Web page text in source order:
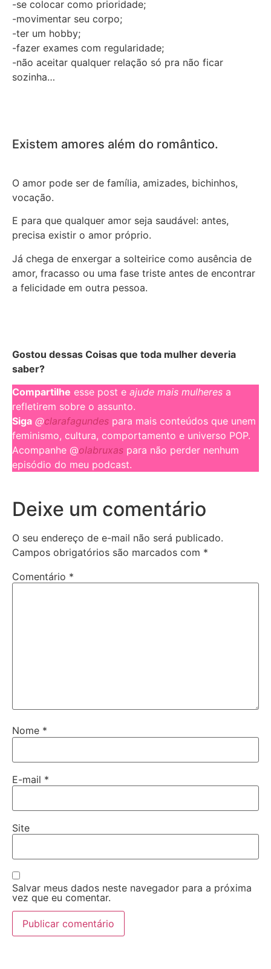
-se colocar como prioridade;
-movimentar seu corpo;
-ter um hobby;
-fazer exames com regularidade;
-não aceitar qualquer relação só pra não ficar
sozinha…
Existem amores além do romântico.
O amor pode ser de família, amizades, bichinhos,
vocação.
E para que qualquer amor seja saudável: antes,
precisa existir o amor próprio.
Já chega de enxergar a solteirice como ausência de
amor, fracasso ou uma fase triste antes de encontrar
a felicidade em outra pessoa.
Gostou dessas Coisas que toda mulher deveria
saber?
Compartilhe esse post e ajude mais mulheres a
refletirem sobre o assunto.
Siga @clarafagundes para mais conteúdos que unem
feminismo, cultura, comportamento e universo POP.
Acompanhe @olabruxas para não perder nenhum
episódio do meu podcast.
Deixe um comentário
O seu endereço de e-mail não será publicado.
Campos obrigatórios são marcados com *
Comentário *
Nome *
E-mail *
Site
Salvar meus dados neste navegador para a próxima
vez que eu comentar.